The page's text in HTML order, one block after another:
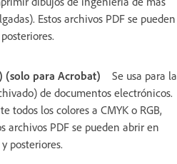
Estos archivos PDF se pueden
(solo para Acrobat)
Se usa para la
de documentos electrónicos.
todos los colores a CMYK o RGB,
archivos PDF se pueden abrir en
posteriores.